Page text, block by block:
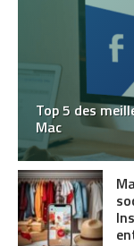
Top 5 des
Mac